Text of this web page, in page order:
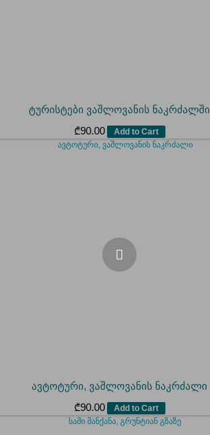
ტურისტები ვაშლოვანის ნაკრძალში
₾90.00 Add to Cart
ავტოტური, ვაშლოვანის ნაკრძალი
₾90.00 Add to Cart